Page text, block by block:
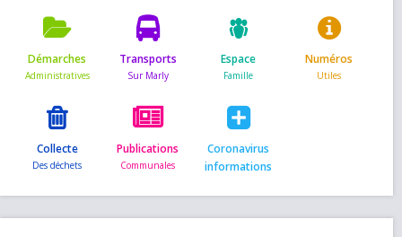
Démarches Transports Espace Numéros
Collecte Publications
Coronavirus
informations